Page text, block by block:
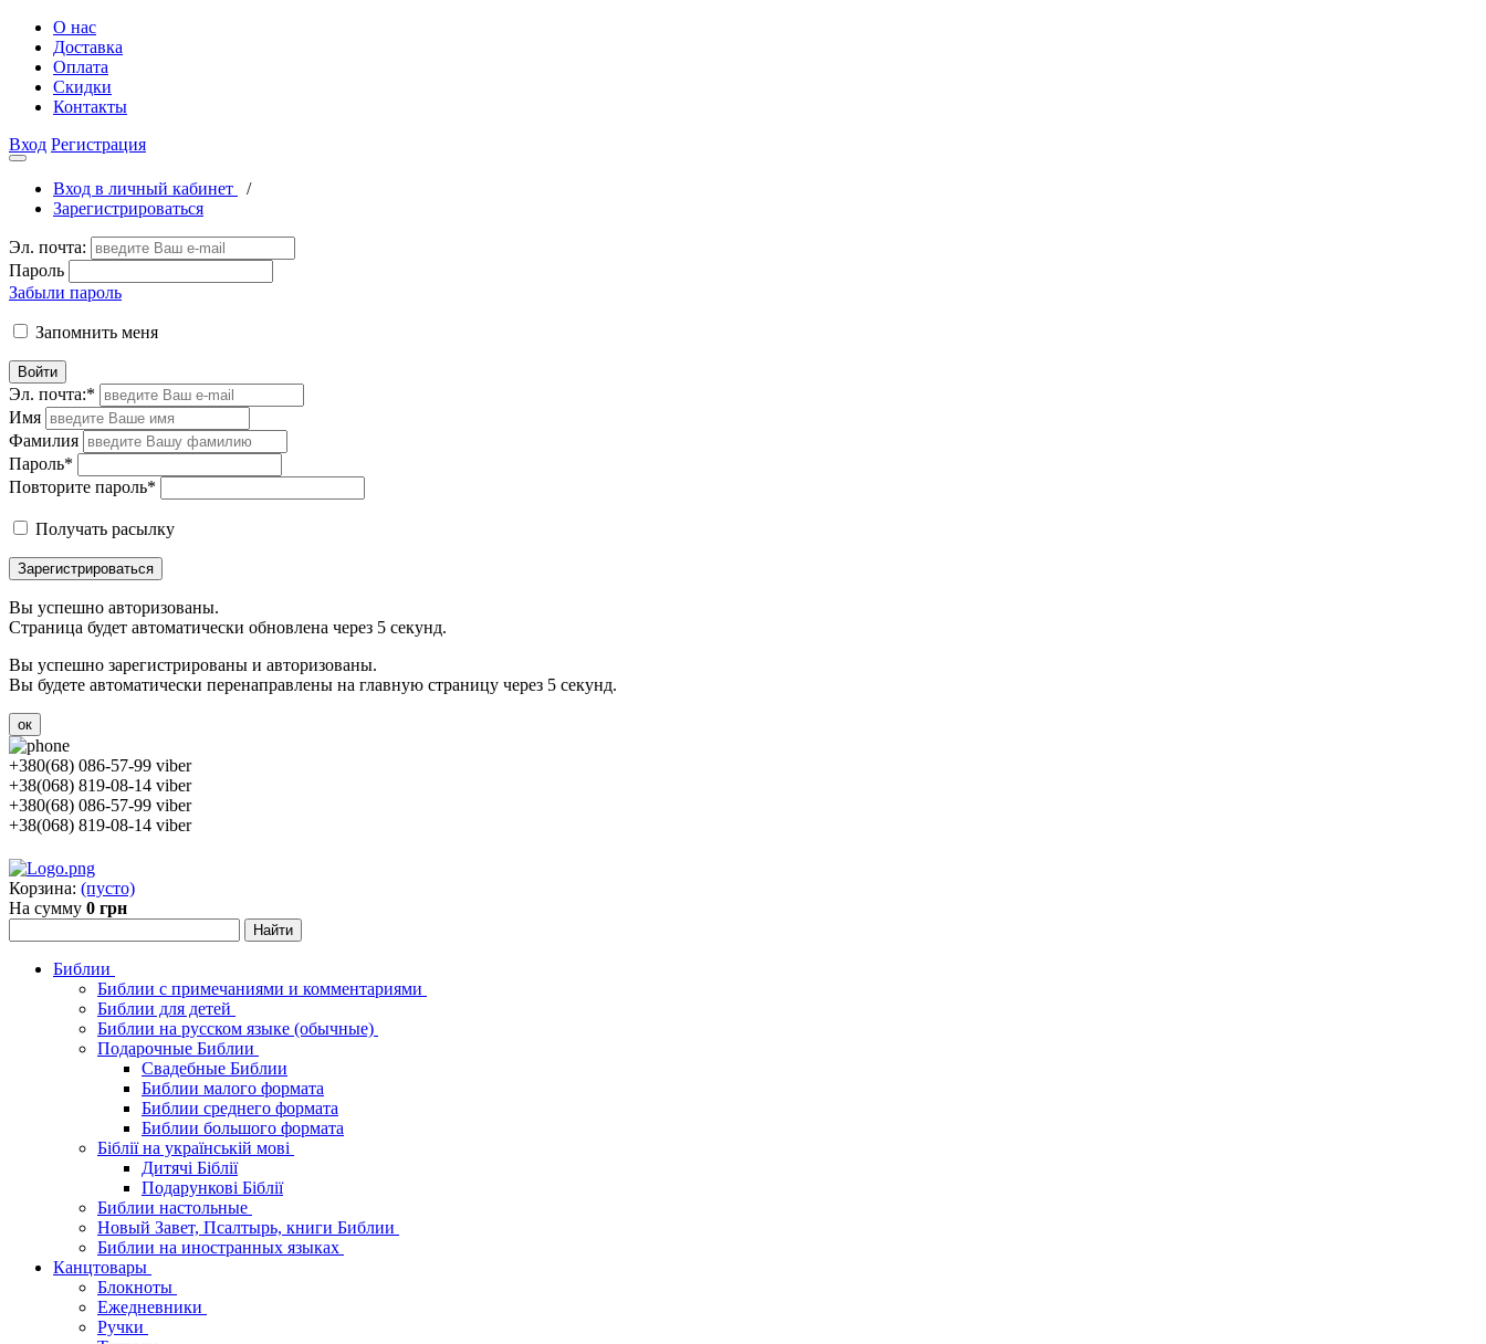
О нас
Доставка
Оплата
Скидки
Контакты
Вход Регистрация
Вход в личный кабинет
/
Зарегистрироваться
Эл. почта:
Пароль
Забыли пароль
Запомнить меня
Войти
Эл. почта:*
Имя
Фамилия
Пароль*
Повторите пароль*
Получать расылку
Зарегистрироваться
Вы успешно авторизованы.
Страница будет автоматически обновлена через 5 секунд.
Вы успешно зарегистрированы и авторизованы.
Вы будете автоматически перенаправлены на главную страницу через 5 секунд.
ок
+380(68) 086-57-99 viber
+38(068) 819-08-14 viber
+380(68) 086-57-99 viber
+38(068) 819-08-14 viber
Корзина: (пусто)
На сумму 0 грн
Библии
Библии с примечаниями и комментариями
Библии для детей
Библии на русском языке (обычные)
Подарочные Библии
Свадебные Библии
Библии малого формата
Библии среднего формата
Библии большого формата
Біблії на українській мові
Дитячі Біблії
Подарункові Біблії
Библии настольные
Новый Завет, Псалтырь, книги Библии
Библии на иностранных языках
Канцтовары
Блокноты
Ежедневники
Ручки